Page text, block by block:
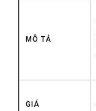
MÔ TẢ
GIÁ